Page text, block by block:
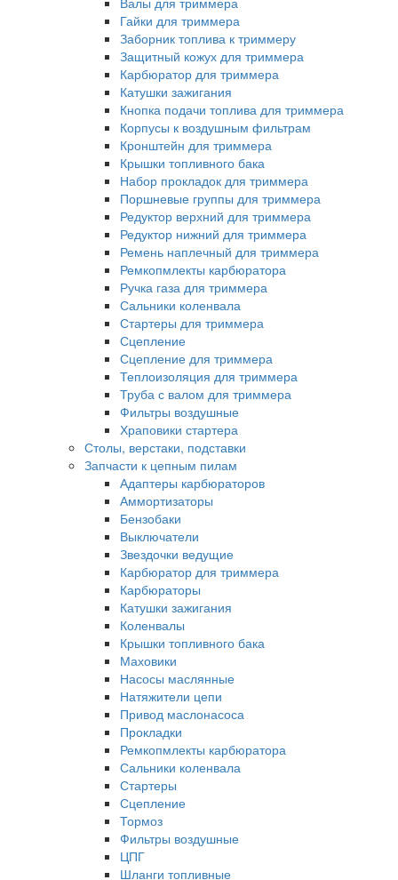
Гайки для триммера
Заборник топлива к триммеру
Защитный кожух для триммера
Карбюратор для триммера
Катушки зажигания
Кнопка подачи топлива для триммера
Корпусы к воздушным фильтрам
Кронштейн для триммера
Крышки топливного бака
Набор прокладок для триммера
Поршневые группы для триммера
Редуктор верхний для триммера
Редуктор нижний для триммера
Ремень наплечный для триммера
Ремкопмлекты карбюратора
Ручка газа для триммера
Сальники коленвала
Стартеры для триммера
Сцепление
Сцепление для триммера
Теплоизоляция для триммера
Труба с валом для триммера
Фильтры воздушные
Храповики стартера
Столы, верстаки, подставки
Запчасти к цепным пилам
Адаптеры карбюраторов
Аммортизаторы
Бензобаки
Выключатели
Звездочки ведущие
Карбюратор для триммера
Карбюраторы
Катушки зажигания
Коленвалы
Крышки топливного бака
Маховики
Насосы маслянные
Натяжители цепи
Привод маслонасоса
Прокладки
Ремкопмлекты карбюратора
Сальники коленвала
Стартеры
Сцепление
Тормоз
Фильтры воздушные
ЦПГ
Шланги топливные